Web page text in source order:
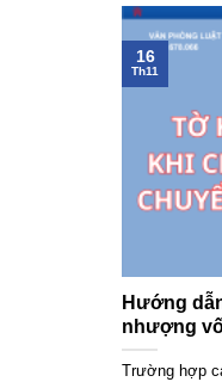
Hướng
nhượng
Trường hợp
16
Th11